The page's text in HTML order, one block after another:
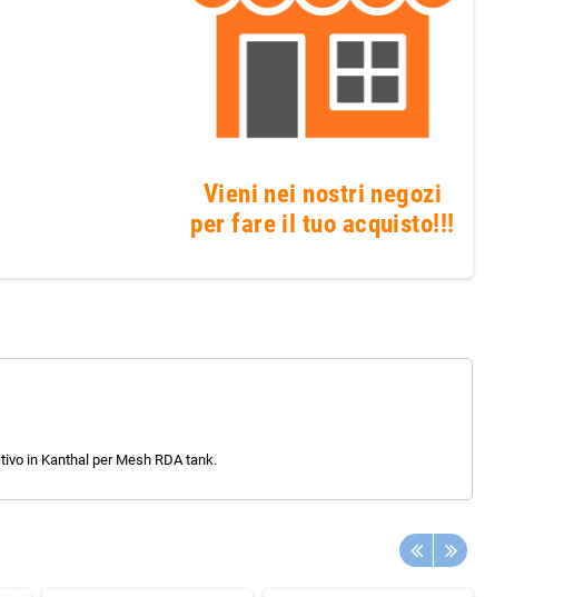
Vieni nei nostri negozi
per fare il tuo acquisto!!!
in Kanthal per Mesh RDA tank.